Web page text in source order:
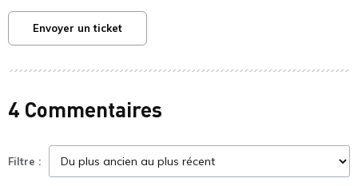
Envoyer un ticket
4 Commentaires
Filtre :